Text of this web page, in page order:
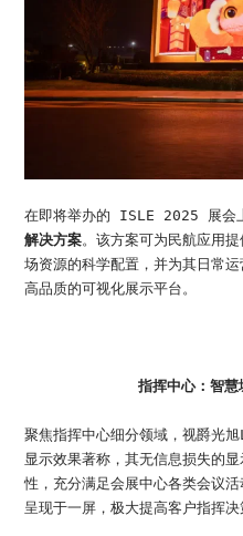
在即将举办的 ISLE 2025 展会
解决方案。该方案可为民航应用
场资源的科学配置，并为其日常
高品质的可视化展示平台。
指挥中心：智
聚焦指挥中心细分领域，视爵光
显示效果著称，其无信息损失的
性，充分满足会展中心各类会议
呈现于一屏，极大提高客户指挥决